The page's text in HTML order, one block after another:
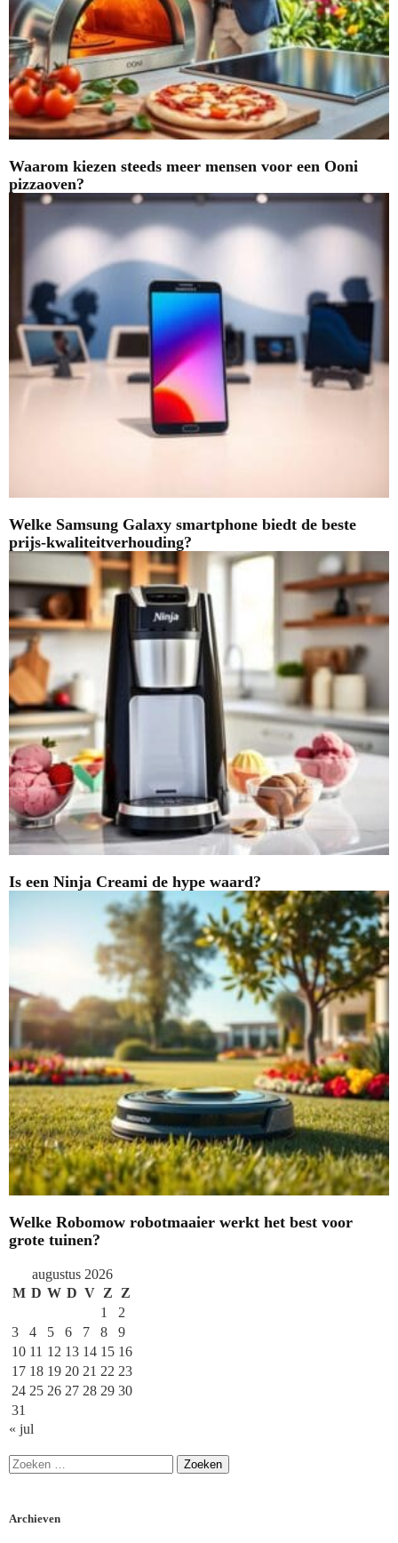
Waarom kiezen steeds meer mensen voor een Ooni
pizzaoven?
Welke Samsung Galaxy smartphone biedt de beste
prijs-kwaliteitverhouding?
Is een Ninja Creami de hype waard?
Welke Robomow robotmaaier werkt het best voor
grote tuinen?
augustus 2026
M D W D V Z
Z
1
2
3
4 5 6 7 8
9
10 11 12 13 14 15 16
17 18 19 20 21 22 23
24 25 26 27 28 29 30
31
« jul
Archieven